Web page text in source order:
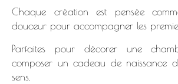
Chaque création est pensée
douceur pour accompagner les
Parfaites pour décorer une
composer un cadeau de naissance
sens.